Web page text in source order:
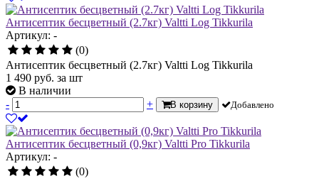
Антисептик бесцветный (2.7кг) Valtti Log Tikkurila
Артикул: -
(0)
Антисептик бесцветный (2.7кг) Valtti Log Tikkurila
1 490 руб. за шт
В наличии
-
+ В корзину Добавлено
Антисептик бесцветный (0,9кг) Valtti Pro Tikkurila
Артикул: -
(0)